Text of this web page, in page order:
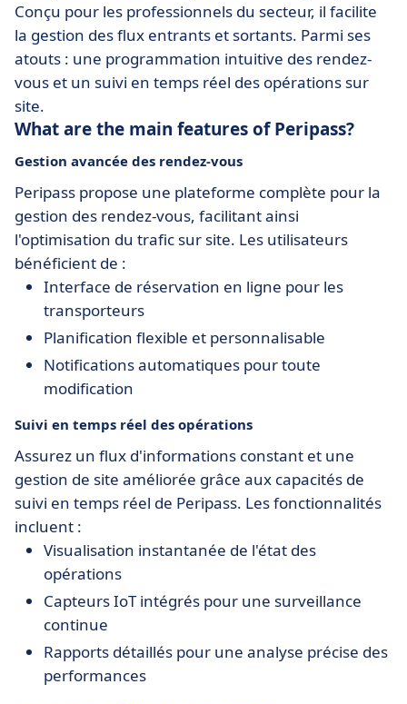
Conçu pour les professionnels du secteur, il facilite
la gestion des flux entrants et sortants. Parmi ses
atouts : une programmation intuitive des rendez-
vous et un suivi en temps réel des opérations sur
site.
What are the main features of Peripass?
Gestion avancée des rendez-vous
Peripass propose une plateforme complète pour la
gestion des rendez-vous, facilitant ainsi
l'optimisation du trafic sur site. Les utilisateurs
bénéficient de :
Interface de réservation en ligne pour les
transporteurs
Planification flexible et personnalisable
Notifications automatiques pour toute
modification
Suivi en temps réel des opérations
Assurez un flux d'informations constant et une
gestion de site améliorée grâce aux capacités de
suivi en temps réel de Peripass. Les fonctionnalités
incluent :
Visualisation instantanée de l'état des
opérations
Capteurs IoT intégrés pour une surveillance
continue
Rapports détaillés pour une analyse précise des
performances